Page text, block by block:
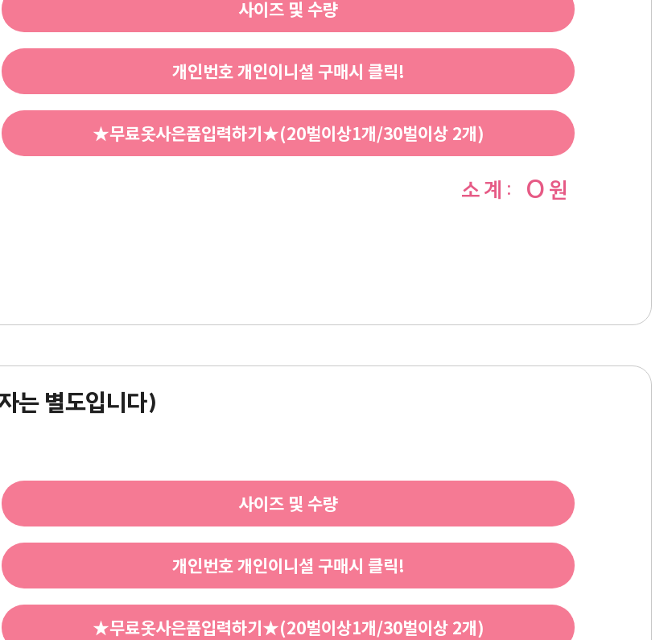
사이즈 및 수량
개인번호 개인이니셜 구매시 클릭!
★무료옷사은품입력하기★(20벌이상1개/30벌이상 2개)
소 계 : 0 원
는 별도입니다)
사이즈 및 수량
개인번호 개인이니셜 구매시 클릭!
★무료옷사은품입력하기★(20벌이상1개/30벌이상 2개)